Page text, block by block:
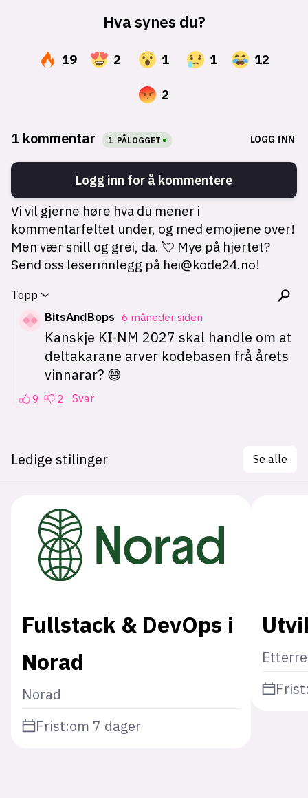
Ledige stilinger Se alle
Fullstack & DevOps i
Norad
Norad
Frist:om 7 dager